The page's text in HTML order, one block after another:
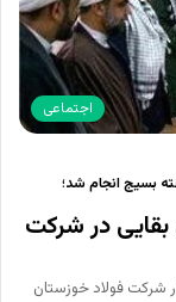
اجتماعی
بسیج انجام شد؛
در شرکت
فولاد خوزستان